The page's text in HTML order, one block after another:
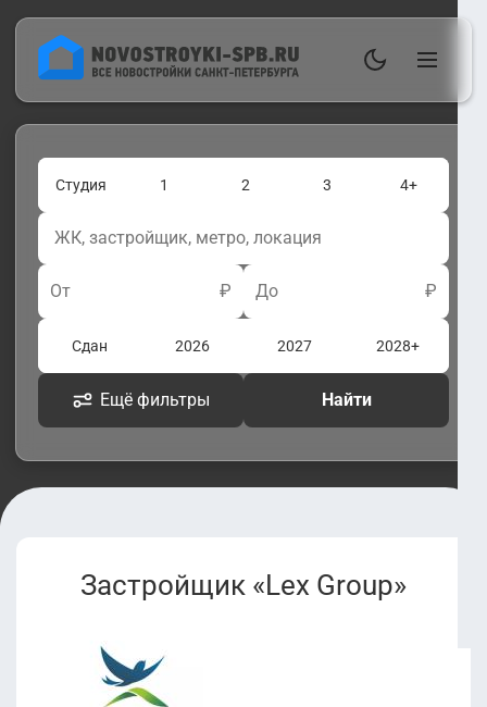
Студия 1 2 3 4+
От ₽ До ₽
Сдан 2026 2027 2028+
Ещё фильтры Найти
Застройщик «Lex Group»